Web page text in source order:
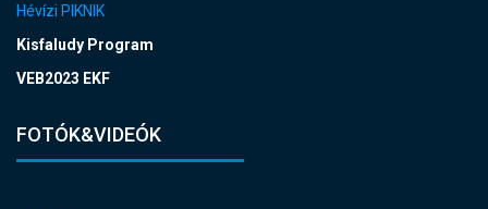
Hévízi PIKNIK
Kisfaludy Program
VEB2023 EKF
FOTÓK&VIDEÓK